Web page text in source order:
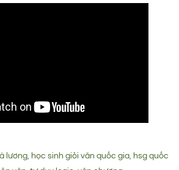
lương, học sinh giỏi văn quốc gia, hsg quốc